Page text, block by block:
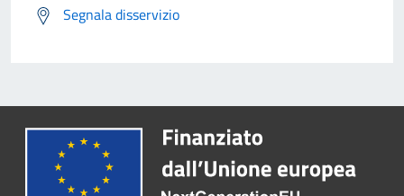
Segnala disservizio